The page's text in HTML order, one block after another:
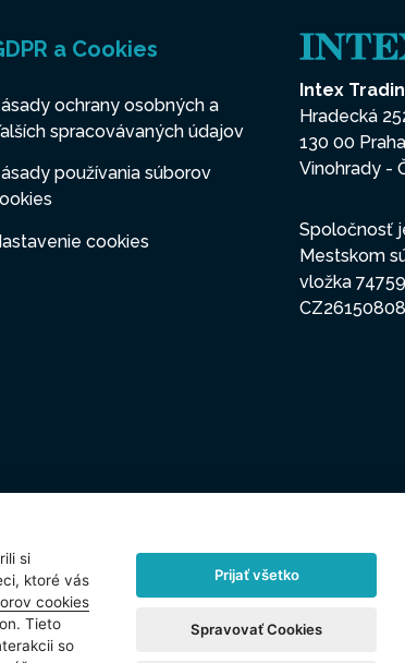
a Cookies
ochrany osobných a
spracovávaných údajov
používania súborov
cookies
Intex
Hradecká
130 00
Vinohrady -
Spoločnosť
Mestskom
vložka
si
ktoré vás
cookies
Tieto
so
Prijať všetko
Spravovať Cookies